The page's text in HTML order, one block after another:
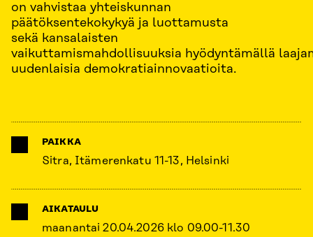
on vahvistaa yhteiskunnan
päätöksentekokykyä ja luottamusta
sekä kansalaisten
vaikuttamismahdollisuuksia hyödyntämällä
uudenlaisia demokratiainnovaatioita.
PAIKKA
Sitra, Itämerenkatu 11-13, Helsinki
AIKATAULU
maanantai 20.04.2026 klo 09.00-11.30